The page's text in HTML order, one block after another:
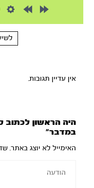
אין עדיין תגובות.
היה הראשון לכתוב
במדבר”
האימייל לא יוצג באתר.